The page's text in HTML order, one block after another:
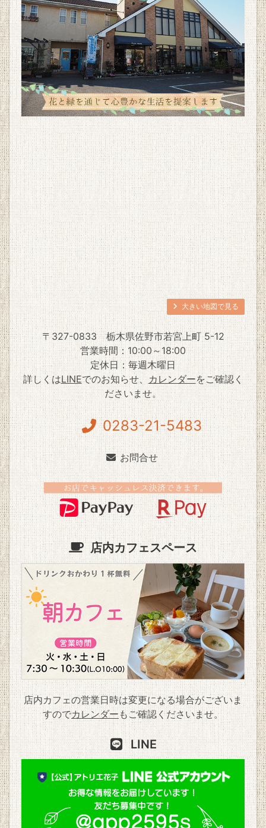
大きい地図で見る
〒327-0833
栃木県佐野市若宮上町 5-12
営業時間：10:00～18:00
定休日：毎週木曜日
詳しくはLINEでのお知らせ、 カレンダーをご確認く
ださいませ。
0283-21-5483
お問合せ
店内カフェスペース
店内カフェの営業日時は変更になる場合がございま
すのでカレンダー もご確認くださいませ。
LINE